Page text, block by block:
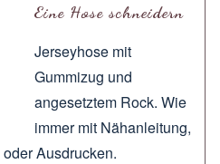
Eine Hose schneidern
Jerseyhose mit
Gummizug und
angesetztem Rock. Wie
immer mit Nähanleitung,
oderAusdrucken.